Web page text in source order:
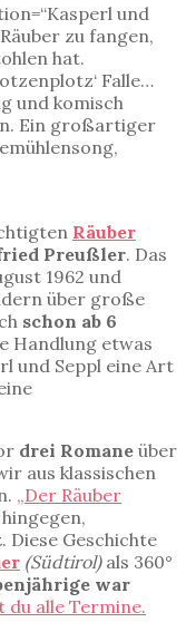
und
zu fangen,
hat.
Falle…
und komisch
Ein großartiger
Räuber
Preußler. Das
1962 und
über große
schon ab 6
Handlung etwas
und Seppl eine Art
drei Romane über
aus klassischen
„Der Räuber
hingegen,
. Diese Geschichte
(Südtirol) als 360°
war
du alle Termine.